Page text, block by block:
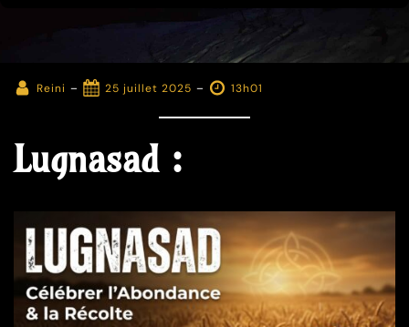
Reini - 25 juillet 2025 - 13h01
Lugnasad :